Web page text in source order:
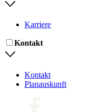
Karriere
Kontakt
Kontakt
Planauskunft